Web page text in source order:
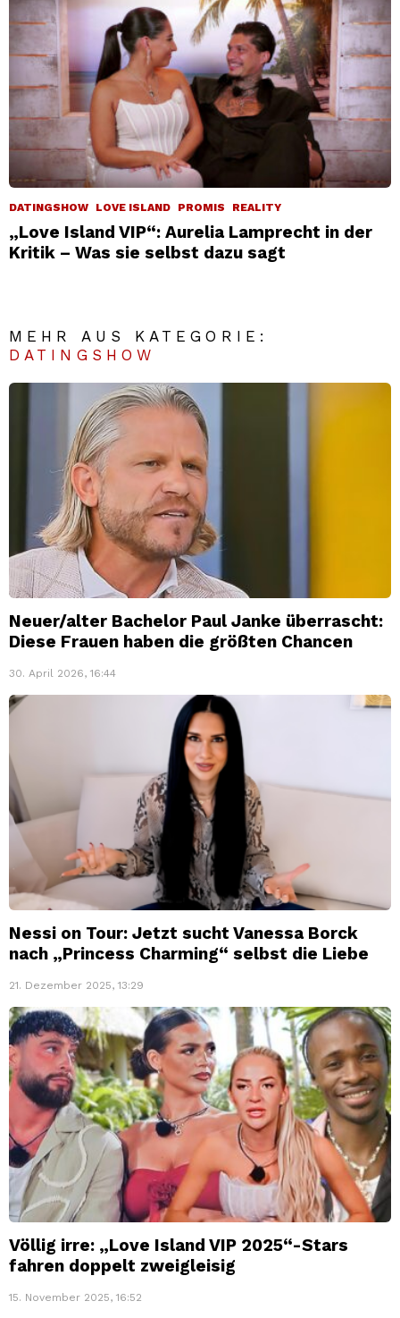
DATINGSHOW LOVE ISLAND PROMIS REALITY
„Love Island VIP“: Aurelia Lamprecht in der
Kritik – Was sie selbst dazu sagt
MEHR AUS KATEGORIE:
DATINGSHOW
Neuer/alter Bachelor Paul Janke überrascht:
Diese Frauen haben die größten Chancen
30. April 2026, 16:44
Nessi on Tour: Jetzt sucht Vanessa Borck
nach „Princess Charming“ selbst die Liebe
21. Dezember 2025, 13:29
Völlig irre: „Love Island VIP 2025“-Stars
fahren doppelt zweigleisig
15. November 2025, 16:52